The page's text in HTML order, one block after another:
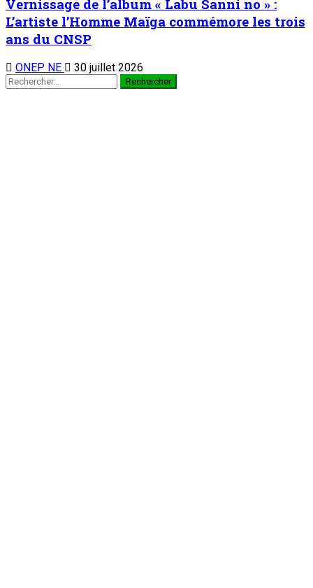
Vernissage de l’album « Labu Sanni no » :
L’artiste l’Homme Maïga commémore les trois
ans du CNSP
ONEP NE 30 juillet 2026